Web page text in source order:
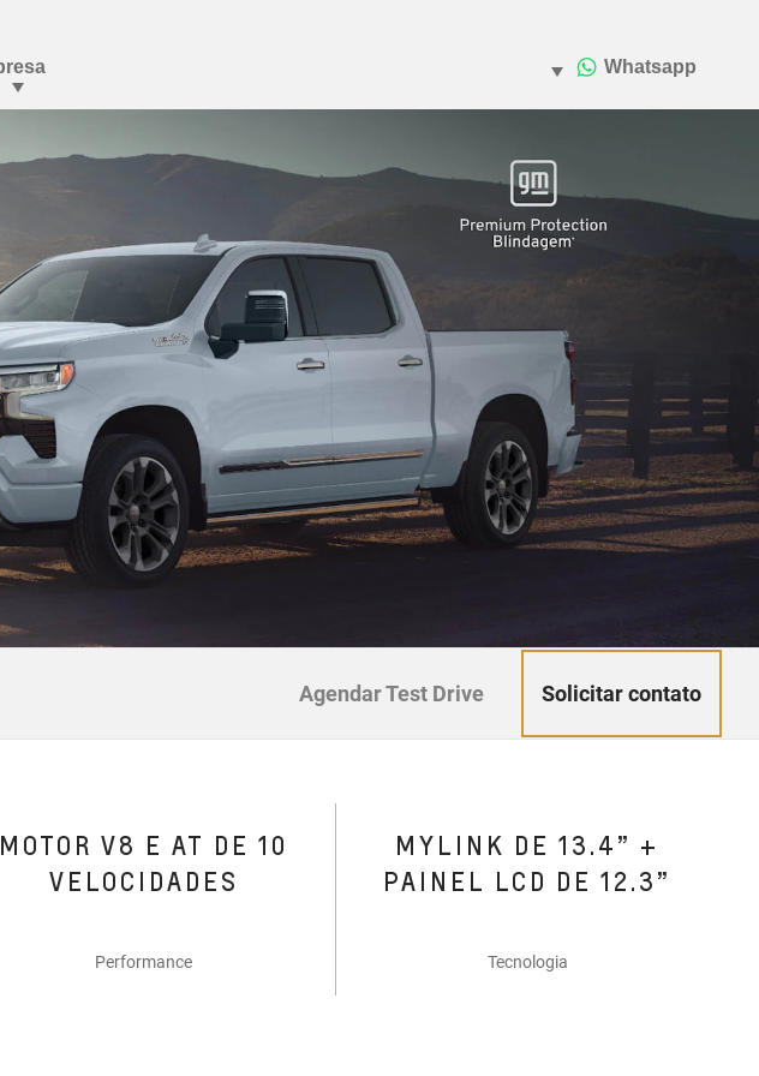
Agendar Test Drive Solicitar contato
MOTOR V8 E AT DE 10
VELOCIDADES
Performance
MYLINK DE 13.4” +
PAINEL LCD DE 12.3”
Tecnologia